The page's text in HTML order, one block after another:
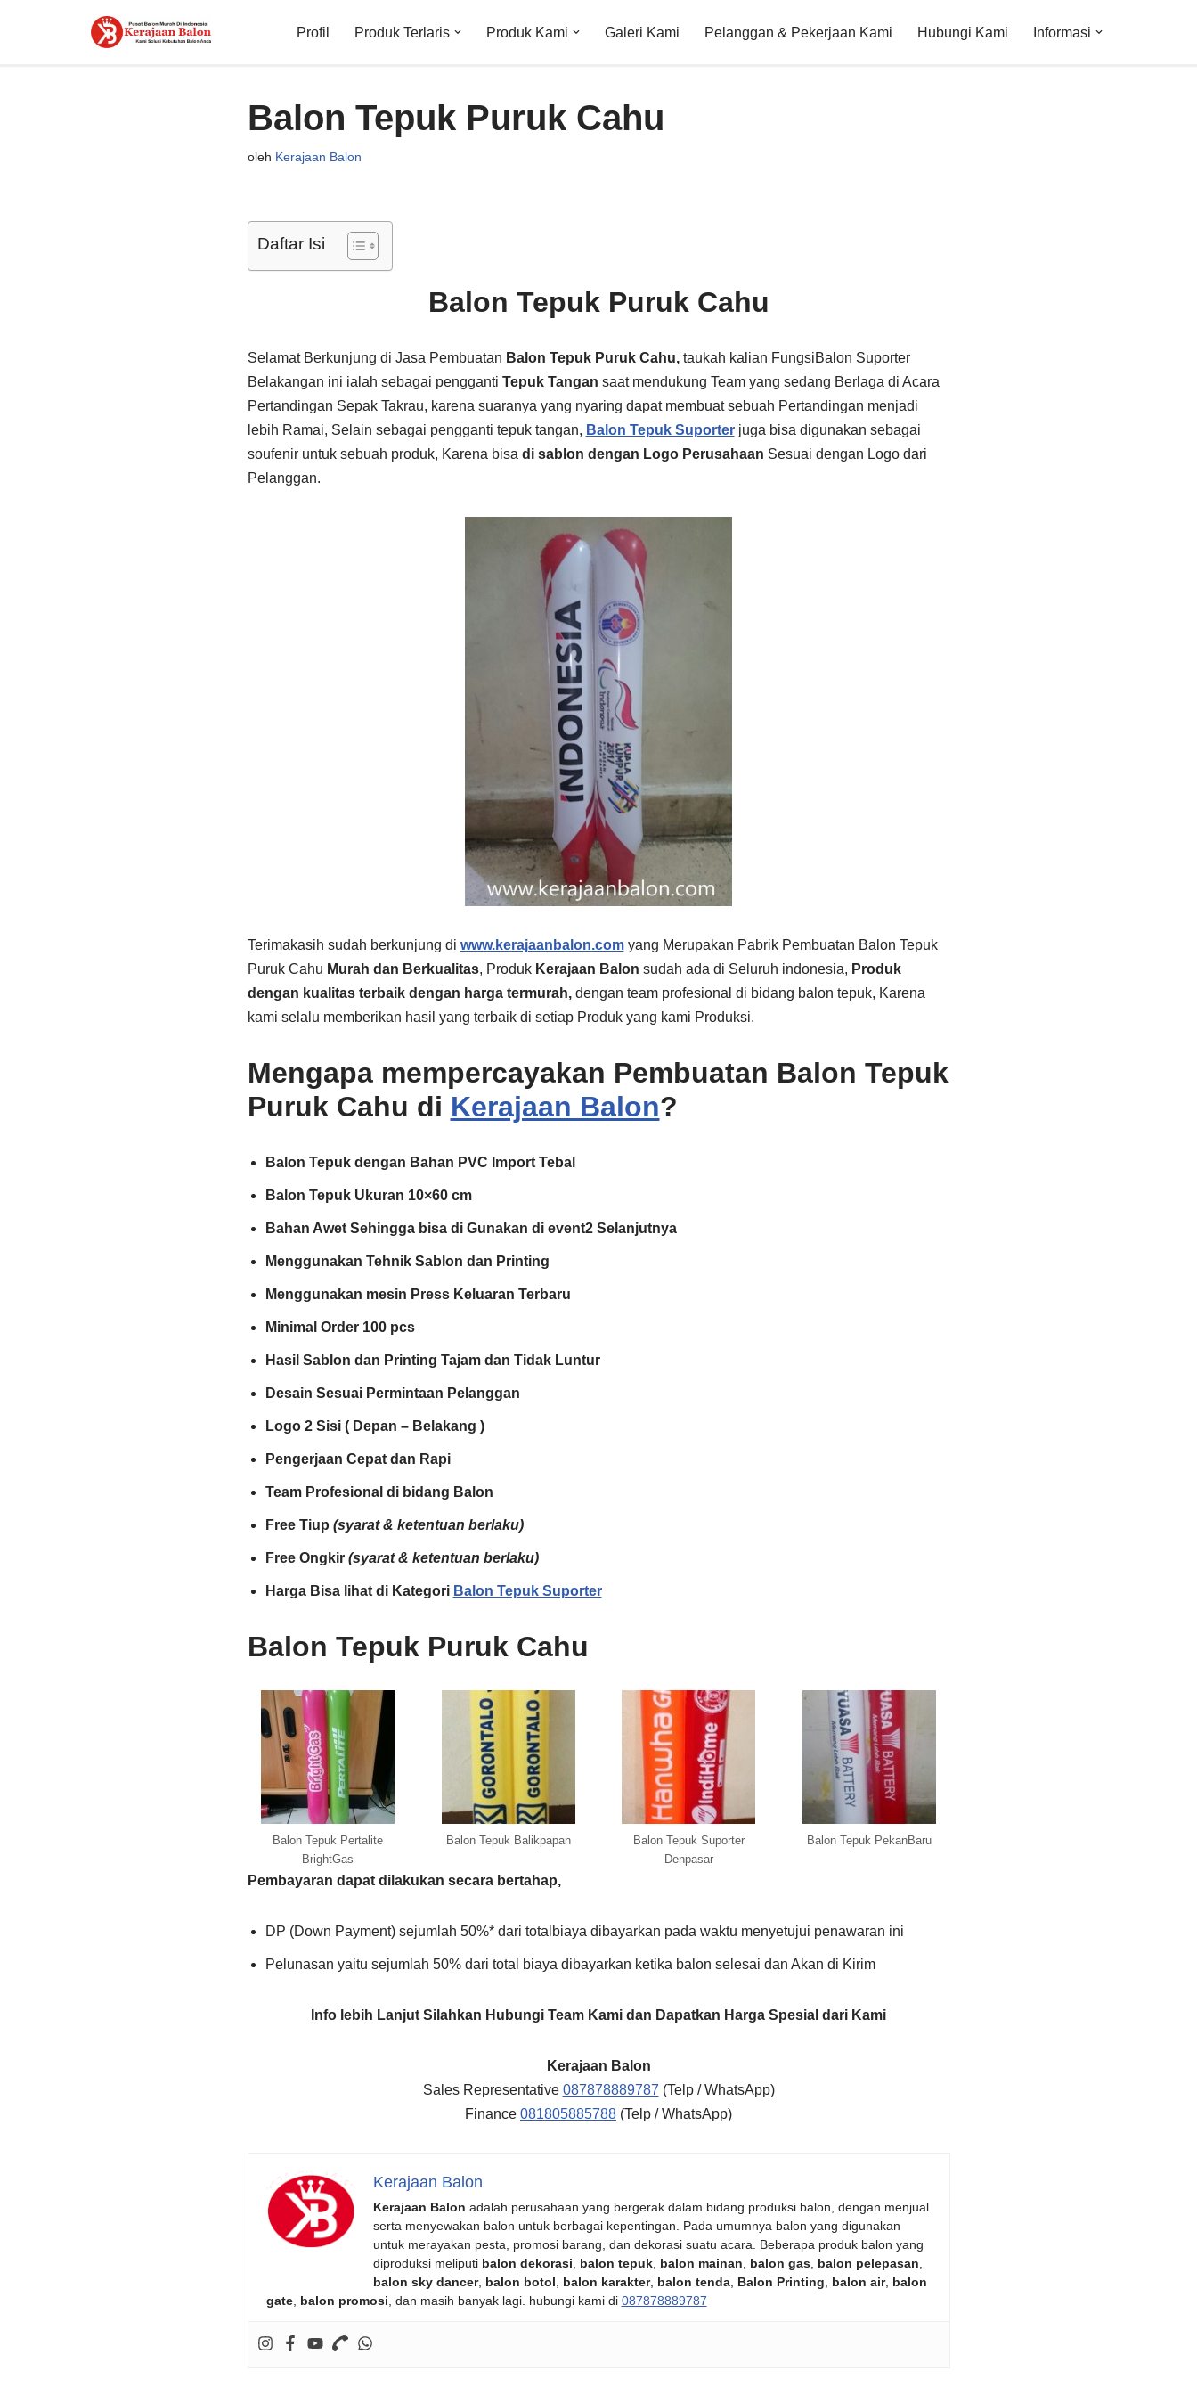
Profil Produk Terlaris Produk Kami Galeri Kami Pelanggan & Pekerjaan Kami Hubungi Kami Informasi
Balon Tepuk Puruk Cahu
oleh Kerajaan Balon
Daftar Isi
Balon Tepuk Puruk Cahu
Selamat Berkunjung di Jasa Pembuatan Balon Tepuk Puruk Cahu,taukah kalian FungsiBalon Suporter
Belakangan ini ialah sebagai pengganti Tepuk Tangan saat mendukung Team yang sedang Berlaga di Acara
Pertandingan Sepak Takrau, karena suaranya yang nyaring dapat membuat sebuah Pertandingan menjadi
lebih Ramai, Selain sebagai pengganti tepuk tangan, Balon Tepuk Suporterjuga bisa digunakan sebagai
soufenir untuk sebuah produk, Karena bisa di sablon dengan Logo Perusahaan Sesuai dengan Logo dari
Pelanggan.
Terimakasih sudah berkunjung di www.kerajaanbalon.com yang Merupakan Pabrik Pembuatan Balon Tepuk
Puruk Cahu Murah dan Berkualitas, Produk Kerajaan Balon sudah ada di Seluruh indonesia, Produk
dengan kualitas terbaik dengan harga termurah,dengan team profesional di bidang balon tepuk, Karena
kami selalu memberikan hasil yang terbaik di setiap Produk yang kami Produksi.
Mengapa mempercayakan Pembuatan Balon Tepuk
Puruk Cahu di Kerajaan Balon?
Balon Tepuk dengan Bahan PVC Import Tebal
Balon Tepuk Ukuran 10×60 cm
Bahan Awet Sehingga bisa di Gunakan di event2 Selanjutnya
Menggunakan Tehnik Sablon dan Printing
Menggunakan mesin Press Keluaran Terbaru
Minimal Order 100 pcs
Hasil Sablon dan Printing Tajam dan Tidak Luntur
Desain Sesuai Permintaan Pelanggan
Logo 2 Sisi ( Depan – Belakang )
Pengerjaan Cepat dan Rapi
Team Profesional di bidang Balon
Free Tiup (syarat & ketentuan berlaku)
Free Ongkir(syarat & ketentuan berlaku)
Harga Bisa lihat di Kategori Balon Tepuk Suporter
Balon Tepuk Puruk Cahu
Balon Tepuk Pertalite
BrightGas
Balon Tepuk Balikpapan
Balon Tepuk Suporter
Denpasar
Balon Tepuk PekanBaru
Pembayaran dapat dilakukan secara bertahap,
DP (Down Payment) sejumlah 50%* dari totalbiaya dibayarkan pada waktu menyetujui penawaran ini
Pelunasan yaitu sejumlah 50% dari total biaya dibayarkan ketika balon selesai dan Akan di Kirim
Info lebih Lanjut Silahkan Hubungi Team Kami dan Dapatkan Harga Spesial dari Kami
Kerajaan Balon
Sales Representative 087878889787 (Telp / WhatsApp)
Finance 081805885788 (Telp / WhatsApp)
Kerajaan Balon
Kerajaan Balon adalah perusahaan yang bergerak dalam bidang produksi balon, dengan menjual
serta menyewakan balon untuk berbagai kepentingan. Pada umumnya balon yang digunakan
untuk merayakan pesta, promosi barang, dan dekorasi suatu acara. Beberapa produk balon yang
diproduksi meliputi balon dekorasi balon tepuk, balon mainan balon gas, balon pelepasan
balon sky dancer, balon botol balon karakter, balon tenda, Balon Printing balon air, balon
gate, balon promosi , dan masih banyak lagi. hubungi kami di 087878889787